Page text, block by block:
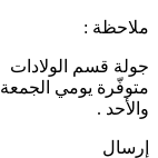
ملاحظة :
جولة قسم الولادات
متوفّرة يومي الجمعة
والأحد .
إرسال